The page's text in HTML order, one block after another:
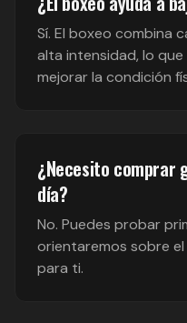
Sí. El boxeo combina
alta intensidad, lo
mejorar la condición
¿Necesito comprar
día?
No. Puedes probar
orientaremos sobre
para ti.